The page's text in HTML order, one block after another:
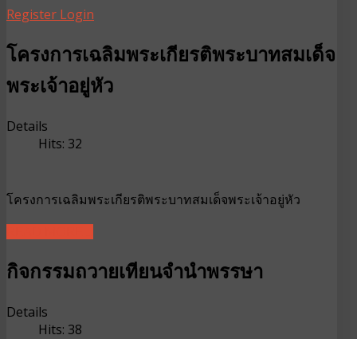
Register Login
โครงการเฉลิมพระเกียรติพระบาทสมเด็จ
พระเจ้าอยู่หัว
Details
Hits: 32
โครงการเฉลิมพระเกียรติพระบาทสมเด็จพระเจ้าอยู่หัว
กิจกรรมถวายเทียนจำนำพรรษา
Details
Hits: 38